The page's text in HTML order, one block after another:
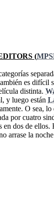
(
es difícil
distinta.
y luego están
O sea,
por cuatro
en dos de
arrase la